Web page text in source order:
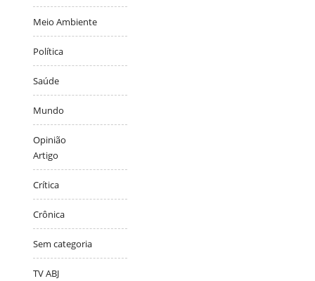
Meio Ambiente
Política
Saúde
Mundo
Opinião
Artigo
Crítica
Crônica
Sem categoria
TV ABJ